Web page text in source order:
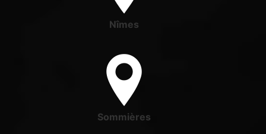
Nîmes
Sommières